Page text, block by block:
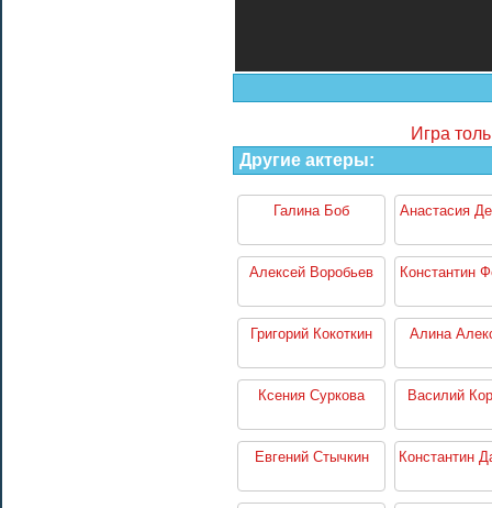
Игра
Другие актеры:
Галина Боб Анастасия
Алексей Воробьев Константин
Григорий Кокоткин Алина
Ксения Суркова Василий
Евгений Стычкин Константин